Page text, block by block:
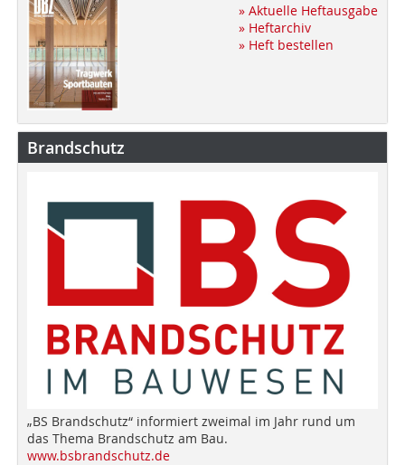
» Aktuelle Heftausgabe
» Heftarchiv
» Heft bestellen
Brandschutz
„BS Brandschutz“ informiert zweimal im Jahr rund um
das Thema Brandschutz am Bau.
www.bsbrandschutz.de